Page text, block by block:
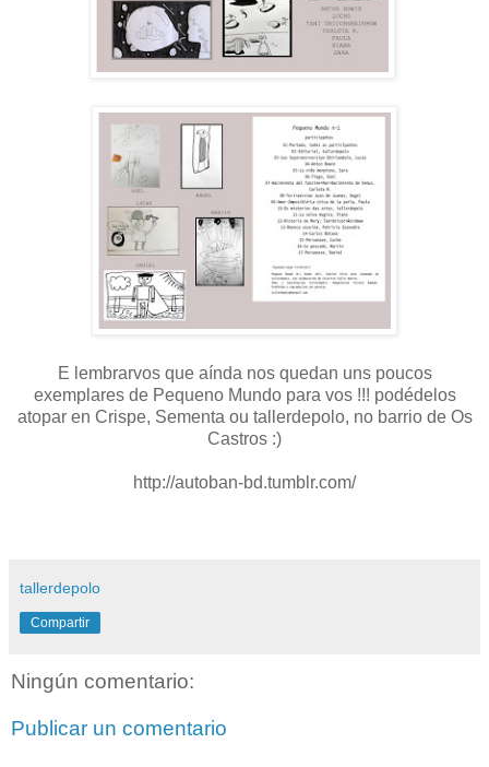
E lembrarvos que aínda nos quedan uns poucos
exemplares de Pequeno Mundo para vos !!! podédelos
atopar en Crispe, Sementa ou tallerdepolo, no barrio de Os
Castros :)
http://autoban-bd.tumblr.com/
tallerdepolo
Compartir
Ningún comentario:
Publicar un comentario